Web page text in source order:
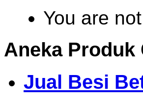
You are
Aneka Produk
Jual Besi